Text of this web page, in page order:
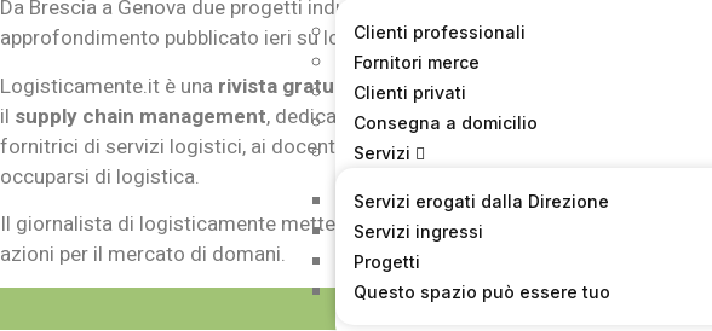
Clienti professionali
Fornitori merce
Clienti privati
Consegna a domicilio
Servizi
Servizi erogati dalla Direzione
Servizi ingressi
Progetti
Questo spazio può essere tuo
Da Brescia a Genova due progetti industriali che puntano sulla logistica del
approfondimento pubblicato ieri su logisticamente disponibile a sul
Logisticamente.it è una rivista gratuita onlinedi informazione e
il supply chain management, dedicata a manager e responsabili della
fornitrici di servizi logistici, ai docenti, agli studenti, e più in generale a tutti
occuparsi di logistica.
Il giornalista di logisticamente mette in evidenza i modelli che hanno ispirato
azioni per il mercato di domani.
Visualizzazioni pagina: